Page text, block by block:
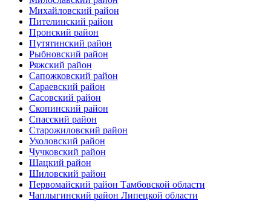
Михайловский район
Пителинский район
Пронский район
Путятинский район
Рыбновский район
Ряжский район
Сапожковский район
Сараевский район
Сасовский район
Скопинский район
Спасский район
Старожиловский район
Ухоловский район
Чучковский район
Шацкий район
Шиловский район
Первомайский район Тамбовской области
Чаплыгинский район Липецкой области